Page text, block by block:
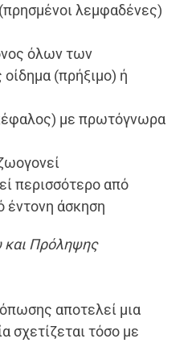
λεμφαδένες)
όλων των
(πρήξιμο) ή
με πρωτόγνωρα
περισσότερο από
έντονη άσκηση
και Πρόληψης
αποτελεί μια
σχετίζεται τόσο με